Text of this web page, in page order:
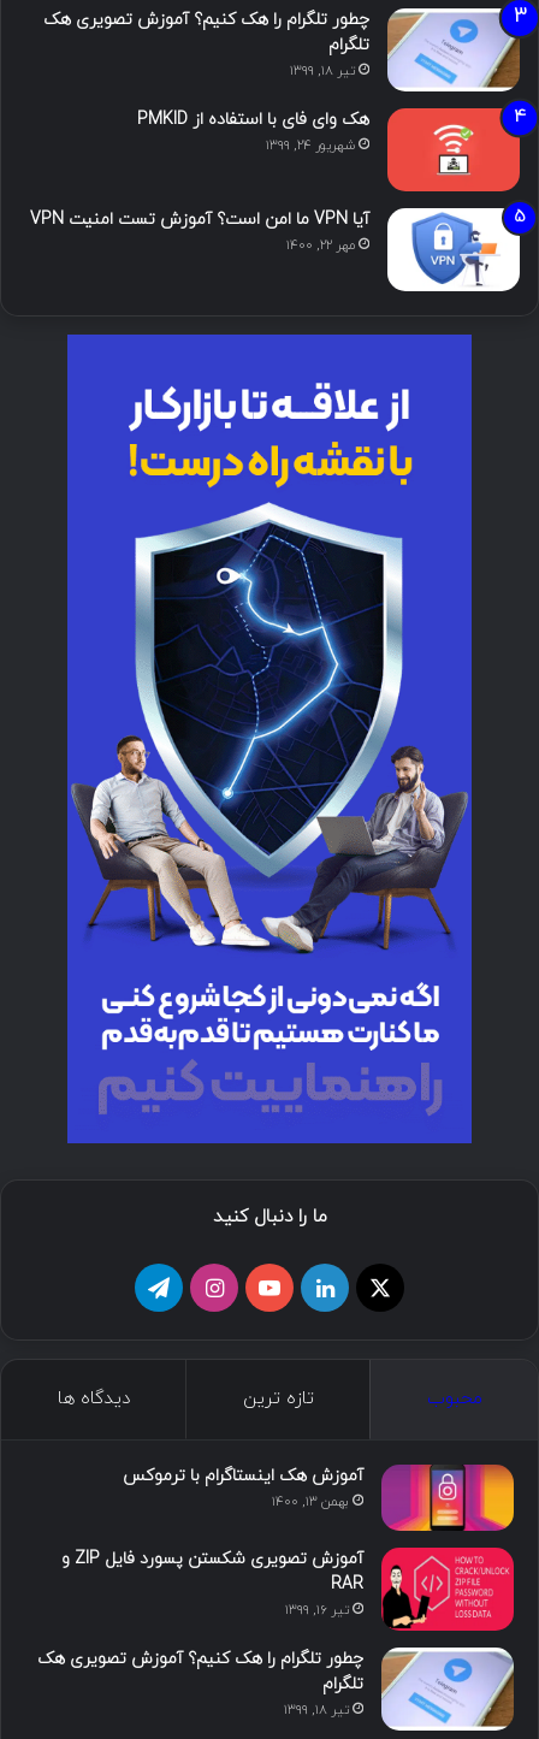
چطور تلگرام را هک کنیم؟ آموزش تصویری هک
تلگرام
تیر ۱۸, ۱۳۹۹
هک وای فای با استفاده از PMKID
شهریور ۲۴, ۱۳۹۹
آیا VPN ما امن است؟ آموزش تست امنیت VPN
مهر ۲۲, ۱۴۰۰
ما را دنبال کنید
د
ی
ن
و
ت
گ
ا
ا
محبوب تازه ترین دیدگاه ها
آموزش هک اینستاگرام با ترموکس
بهمن ۱۳, ۱۴۰۰
آموزش تصویری شکستن پسورد فایل ZIP و
RAR
تیر ۱۶, ۱۳۹۹
چطور تلگرام را هک کنیم؟ آموزش تصویری هک
تلگرام
تیر ۱۸, ۱۳۹۹